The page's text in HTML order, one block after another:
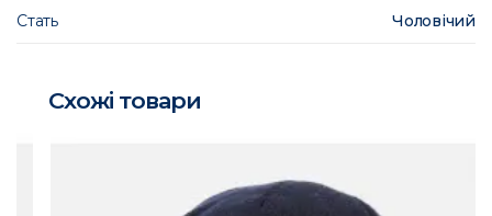
Стать Чоловічий
Схожі товари